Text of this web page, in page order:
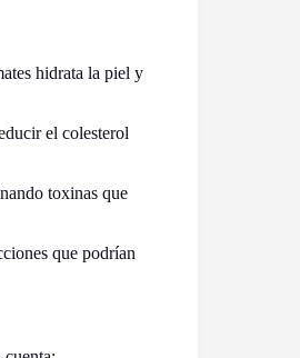
hidrata la piel y
el colesterol
toxinas que
que podrían